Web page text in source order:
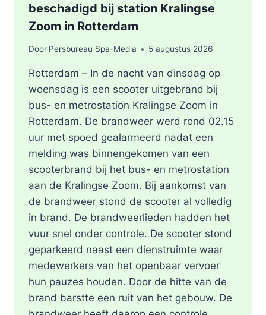
beschadigd bij station Kralingse
Zoom in Rotterdam
Door Persbureau Spa-Media 5 augustus 2026
Rotterdam – In de nacht van dinsdag op
woensdag is een scooter uitgebrand bij
bus- en metrostation Kralingse Zoom in
Rotterdam. De brandweer werd rond 02.15
uur met spoed gealarmeerd nadat een
melding was binnengekomen van een
scooterbrand bij het bus- en metrostation
aan de Kralingse Zoom. Bij aankomst van
de brandweer stond de scooter al volledig
in brand. De brandweerlieden hadden het
vuur snel onder controle. De scooter stond
geparkeerd naast een dienstruimte waar
medewerkers van het openbaar vervoer
hun pauzes houden. Door de hitte van de
brand barstte een ruit van het gebouw. De